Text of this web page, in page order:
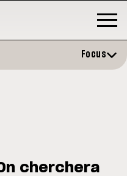
Focus
cherchera